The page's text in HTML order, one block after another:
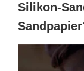
Silikon-